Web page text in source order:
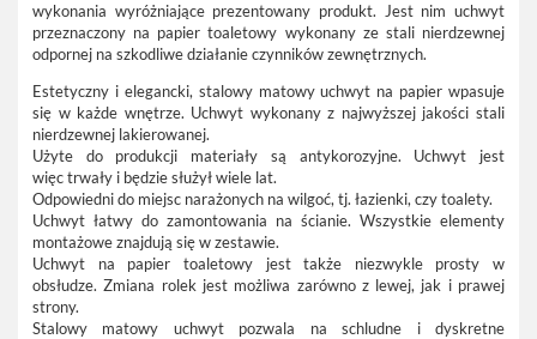
wykonania wyróżniające prezentowany produkt. Jest nim uchwyt
przeznaczony na papier toaletowy wykonany ze stali nierdzewnej
odpornej na szkodliwe działanie czynników zewnętrznych.
Estetyczny i elegancki, stalowy matowy uchwyt na papier wpasuje
się w każde wnętrze. Uchwyt wykonany z najwyższej jakości stali
nierdzewnej lakierowanej.
Użyte do produkcji materiały są antykorozyjne. Uchwyt jest
więc trwały i będzie służył wiele lat.
Odpowiedni do miejsc narażonych na wilgoć, tj. łazienki, czy toalety.
Uchwyt łatwy do zamontowania na ścianie. Wszystkie elementy
montażowe znajdują się w zestawie.
Uchwyt na papier toaletowy jest także niezwykle prosty w
obsłudze. Zmiana rolek jest możliwa zarówno z lewej, jak i prawej
strony.
Stalowy matowy uchwyt pozwala na schludne i dyskretne